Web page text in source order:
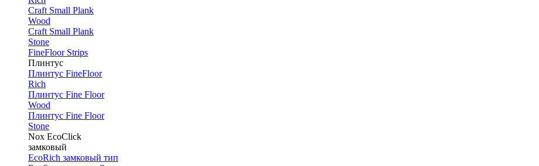
Craft Small Plank
Wood
Craft Small Plank
Stone
FineFloor Strips
Плинтус
Плинтус FineFloor
Rich
Плинтус Fine Floor
Wood
Плинтус Fine Floor
Stone
Nox EcoClick
замковый
EcoRich замковый тип